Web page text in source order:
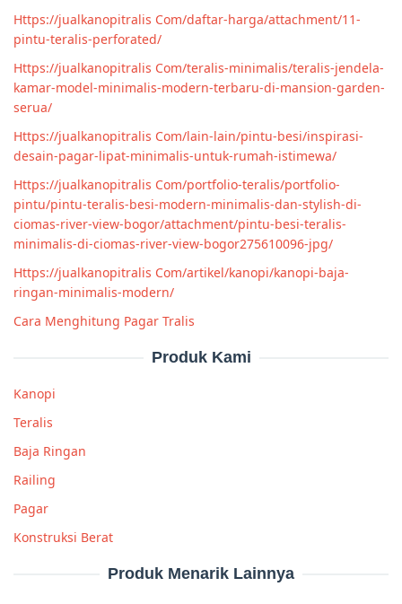
Https://jualkanopitralis Com/daftar-harga/attachment/11-
pintu-teralis-perforated/
Https://jualkanopitralis Com/teralis-minimalis/teralis-jendela-
kamar-model-minimalis-modern-terbaru-di-mansion-garden-
serua/
Https://jualkanopitralis Com/lain-lain/pintu-besi/inspirasi-
desain-pagar-lipat-minimalis-untuk-rumah-istimewa/
Https://jualkanopitralis Com/portfolio-teralis/portfolio-
pintu/pintu-teralis-besi-modern-minimalis-dan-stylish-di-
ciomas-river-view-bogor/attachment/pintu-besi-teralis-
minimalis-di-ciomas-river-view-bogor275610096-jpg/
Https://jualkanopitralis Com/artikel/kanopi/kanopi-baja-
ringan-minimalis-modern/
Cara Menghitung Pagar Tralis
Produk Kami
Kanopi
Teralis
Baja Ringan
Railing
Pagar
Konstruksi Berat
Produk Menarik Lainnya